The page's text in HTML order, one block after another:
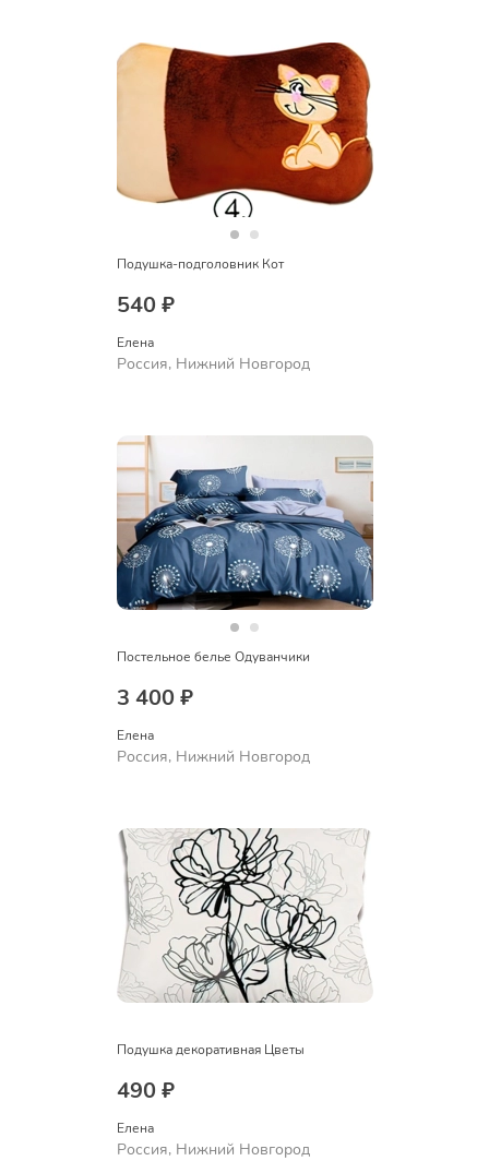
Подушка-подголовник Кот
540 ₽
Елена
Россия, Нижний Новгород
Постельное белье Одуванчики
3 400 ₽
Елена
Россия, Нижний Новгород
Подушка декоративная Цветы
490 ₽
Елена
Россия, Нижний Новгород